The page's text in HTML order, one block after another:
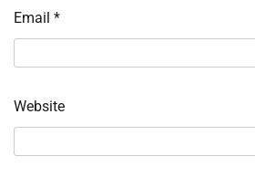
Email *
Website